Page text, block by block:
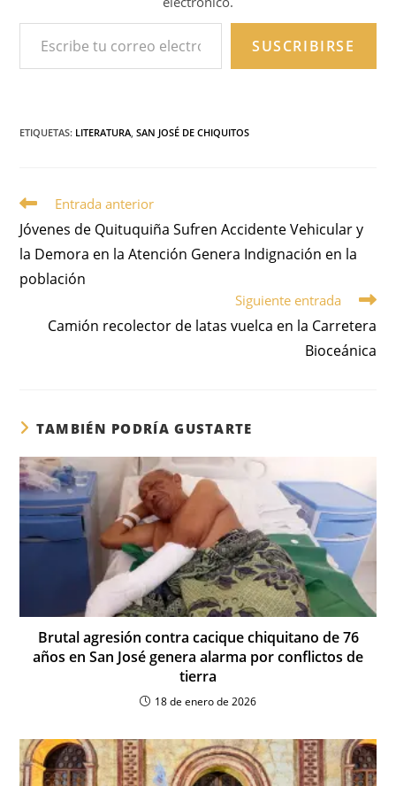
SUSCRIBIRSE
ETIQUETAS: LITERATURA SAN JOSÉ DE CHIQUITOS
Entrada anterior
Jóvenes de Quituquiña Sufren Accidente Vehicular y
la Demora en la Atención Genera Indignación en la
población
Siguiente entrada
Camión recolector de latas vuelca en la Carretera
Bioceánica
TAMBIÉN PODRÍA GUSTARTE
Brutal agresión contra cacique chiquitano de 76
años en San José genera alarma por conflictos de
tierra
18 de enero de 2026